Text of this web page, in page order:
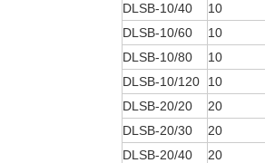
DLSB-10/40
10
DLSB-10/60
10
DLSB-10/80
10
DLSB-10/120
10
DLSB-20/20
20
DLSB-20/30
20
DLSB-20/40
20